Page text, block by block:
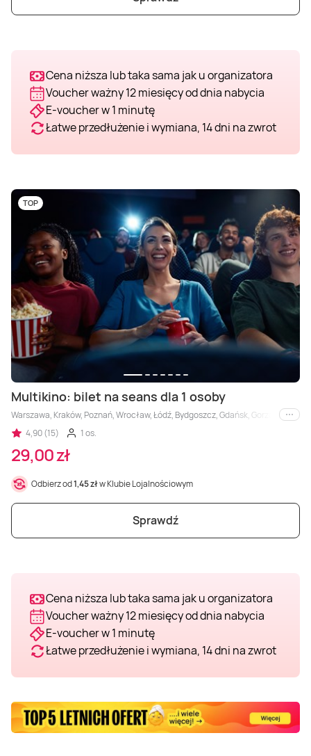
Masaż sportowy
Masaż Antycellulitowy
Masaż całego ciała
Masaż czekoladą
Masaż Karku
Masaż orientalny
Jazda czołgiem
Wspinaczka
SUP
Cena niższa lub taka sama jak u organizatora
Voucher ważny 12 miesięcy od dnia nabycia
E-voucher w 1 minutę
Łatwe przedłużenie i wymiana, 14 dni na zwrot
TOP
Multikino: bilet na seans dla 1 osoby
Warszawa, Kraków, Poznań, Wrocław, Łódź, Bydgoszcz, Gdańsk, Gorzów
i inne
4,90 (15)
1 os.
29,00 zł
Odbierz od1,45 złw Klubie Lojalnościowym
Sprawdź
Cena niższa lub taka sama jak u organizatora
Voucher ważny 12 miesięcy od dnia nabycia
E-voucher w 1 minutę
Łatwe przedłużenie i wymiana, 14 dni na zwrot